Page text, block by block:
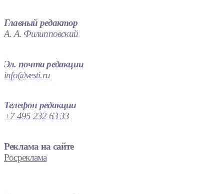
Главный редактор
А. А. Филипповский
Эл. почта редакции
info@vesti.ru
Телефон редакции
+7 495 232 63 33
Реклама на сайте
Росреклама